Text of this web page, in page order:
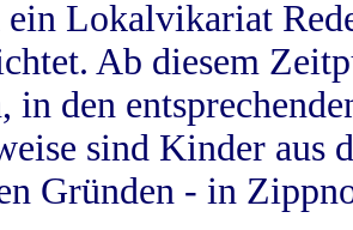
ein Lokalvikariat
Ab diesem
in den
sind Kinder aus
Gründen - in